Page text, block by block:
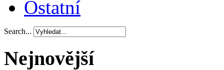
Ostatní
Search...
Nejnovější